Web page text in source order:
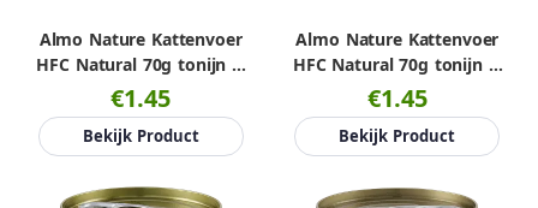
Almo Nature Kattenvoer
HFC Natural 70g tonijn &
garnalen
€1.45
Bekijk Product
Almo Nature Kattenvoer
HFC Natural 70g tonijn &
mais
€1.45
Bekijk Product